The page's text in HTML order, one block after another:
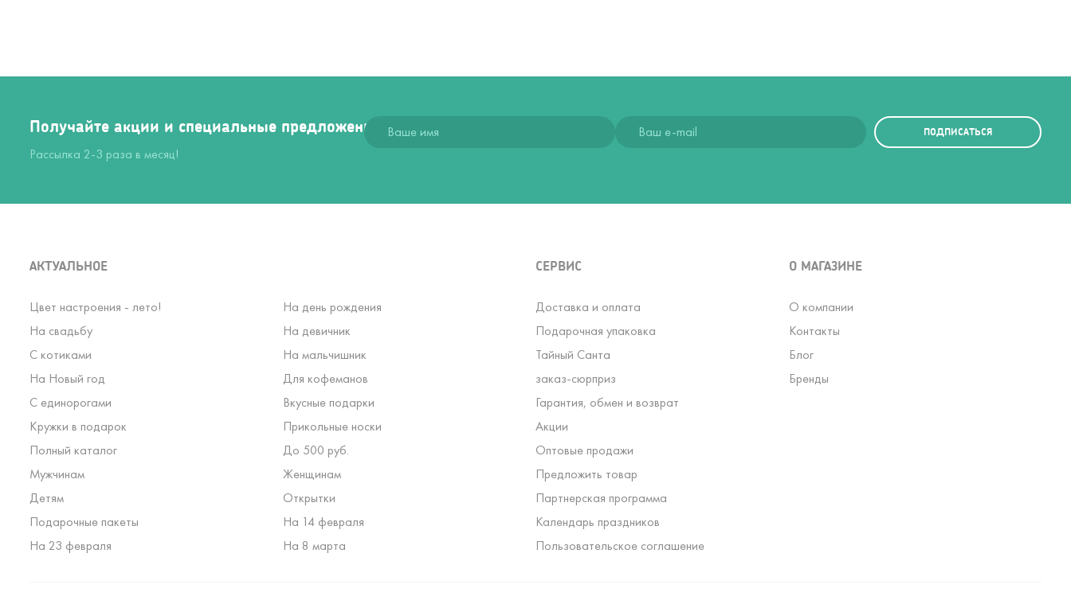
Получайте акции и специальные предложения
Рассылка 2-3 раза в месяц!
ПОДПИСАТЬСЯ
АКТУАЛЬНОЕ
Цвет настроения - лето!
На день рождения
На свадьбу
На девичник
С котиками
На мальчишник
На Новый год
Для кофеманов
С единорогами
Вкусные подарки
Кружки в подарок
Прикольные носки
Полный каталог
До 500 руб.
Мужчинам
Женщинам
Детям
Открытки
Подарочные пакеты
На 14 февраля
На 23 февраля
На 8 марта
СЕРВИС
Доставка и оплата
Подарочная упаковка
Тайный Санта
заказ-сюрприз
Гарантия, обмен и возврат
Акции
Оптовые продажи
Предложить товар
Партнерская программа
Календарь праздников
Пользовательское соглашение
О МАГАЗИНЕ
О компании
Контакты
Блог
Бренды